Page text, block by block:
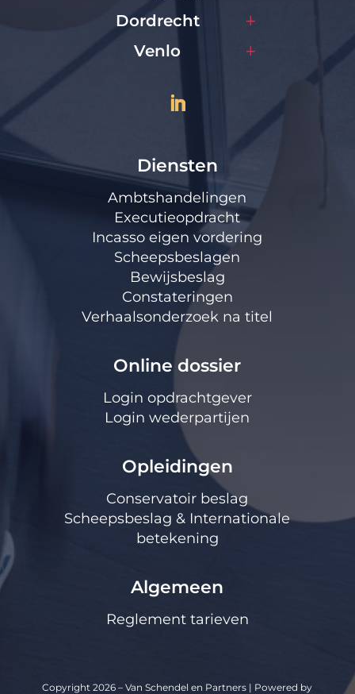
Dordrecht
Venlo
Diensten
Ambtshandelingen
Executieopdracht
Incasso eigen vordering
Scheepsbeslagen
Bewijsbeslag
Constateringen
Verhaalsonderzoek na titel
Online dossier
Login opdrachtgever
Login wederpartijen
Opleidingen
Conservatoir beslag
Scheepsbeslag & Internationale
betekening
Algemeen
Reglement tarieven
Copyright 2026 – Van Schendel en Partners | Powered by